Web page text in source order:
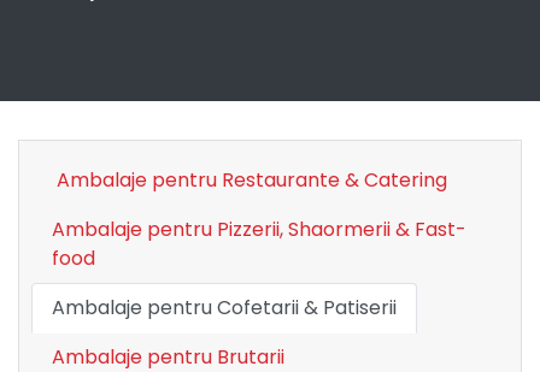
Ambalaje pentru Restaurante & Catering
Ambalaje pentru Pizzerii, Shaormerii & Fast-
food
Ambalaje pentru Cofetarii & Patiserii
Ambalaje pentru Brutarii